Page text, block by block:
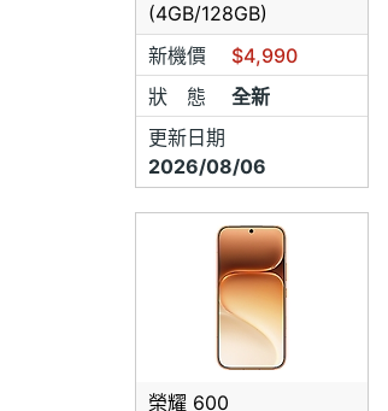
(4GB/128GB)
新機價
$4,990
狀 態
全新
更新日期
2026/08/06
榮耀 600